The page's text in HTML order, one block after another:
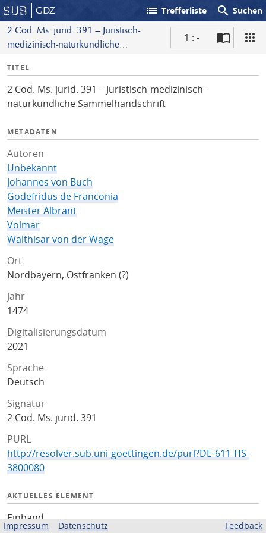
GDZ list Trefferliste search Suchen
2 Cod. Ms. jurid. 391 – Juristisch-
medizinisch-naturkundliche
1 : -
I
f
o
TITEL
2 Cod. Ms. jurid. 391 – Juristisch-medizinisch-
naturkundliche Sammelhandschrift
METADATEN
Autoren
Unbekannt
Johannes von Buch
Godefridus de Franconia
Meister Albrant
Volmar
Walthisar von der Wage
Ort
Nordbayern, Ostfranken (?)
Jahr
1474
Digitalisierungsdatum
2021
Sprache
Deutsch
Signatur
2 Cod. Ms. jurid. 391
PURL
http://resolver.sub.uni-goettingen.de/purl?DE-611-HS-
3800080
AKTUELLES ELEMENT
Einband
Impressum Datenschutz Feedback